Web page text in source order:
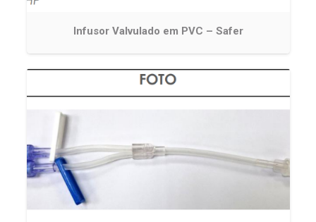
Infusor Valvulado em PVC – Safer